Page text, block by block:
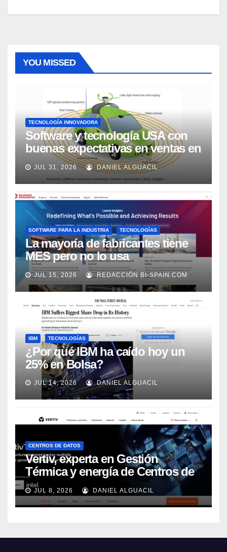
YOU MISSED
TECNOLOGÍA INNOVADORA
Software y tecnología USA con
buenas expectativas en ventas en
los próximos 2 años, según
Market Watch
JUL 31, 2026 DANIEL ALGUACIL
SOFTWARE PARA LA INDUSTRIA TECNOLOGÍAS
La mayoría de fabricantes tiene
MES pero no lo usa
adecuadamente, según Rockwell
Automation
JUL 15, 2026 REDACCIÓN BI-SPAIN.COM
IBM TECNOLOGÍAS
¿Por qué IBM ha caído hoy un
25% en Bolsa?
JUL 14, 2026 DANIEL ALGUACIL
CENTROS DE DATOS
Vertiv, experta en Gestión
Térmica y energía de Centros de
Datos, sigue su crecimiento
imparable
JUL 8, 2026 DANIEL ALGUACIL